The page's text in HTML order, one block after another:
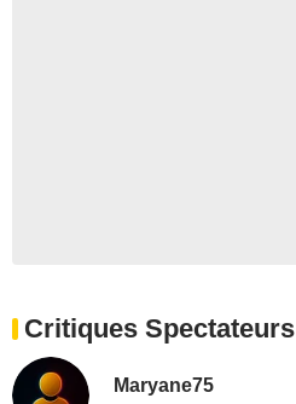
Critiques Spectateurs
Maryane75